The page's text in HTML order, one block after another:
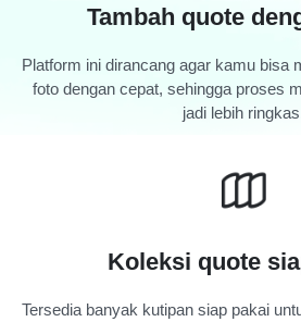
Tambah quote
Platform ini dirancang agar kamu bisa
foto dengan cepat, sehingga proses
jadi lebih
Koleksi quote
Tersedia banyak kutipan siap pakai